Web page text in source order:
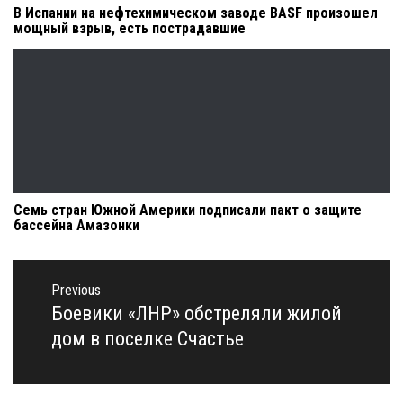
В Испании на нефтехимическом заводе BASF произошел
мощный взрыв, есть пострадавшие
Семь стран Южной Америки подписали пакт о защите
бассейна Амазонки
Навигация
записям
Previous
Previous
post:
Боевики «ЛНР» обстреляли жилой
дом в поселке Счастье